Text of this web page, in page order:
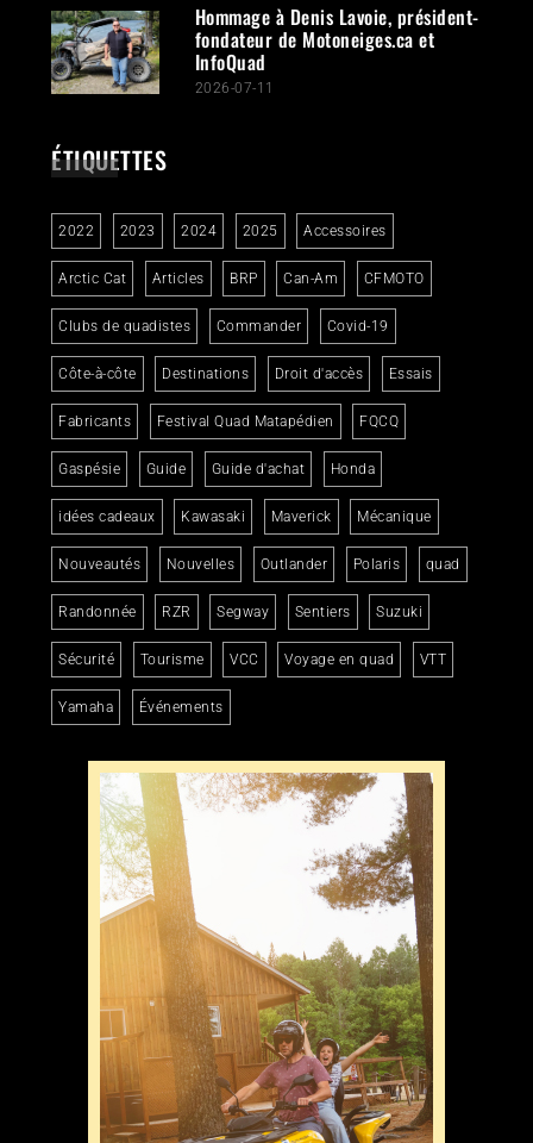
Hommage à Denis Lavoie, président-
fondateur de Motoneiges.ca et
InfoQuad
2026-07-11
ÉTIQUETTES
2022 2023 2024 2025 Accessoires
Arctic Cat Articles BRP Can-Am CFMOTO
Clubs de quadistes Commander Covid-19
Côte-à-côte Destinations Droit d'accès Essais
Fabricants Festival Quad Matapédien FQCQ
Gaspésie Guide Guide d'achat Honda
idées cadeaux Kawasaki Maverick Mécanique
Nouveautés Nouvelles Outlander Polaris quad
Randonnée RZR Segway Sentiers Suzuki
Sécurité Tourisme VCC Voyage en quad VTT
Yamaha Événements